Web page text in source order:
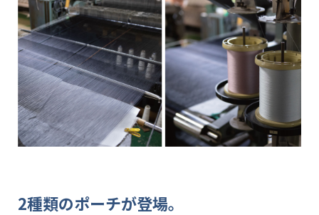
2種類のポーチが登場。